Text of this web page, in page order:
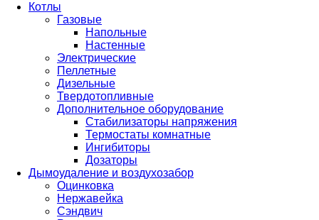
Котлы
Газовые
Напольные
Настенные
Электрические
Пеллетные
Дизельные
Твердотопливные
Дополнительное оборудование
Стабилизаторы напряжения
Термостаты комнатные
Ингибиторы
Дозаторы
Дымоудаление и воздухозабор
Оцинковка
Нержавейка
Сэндвич